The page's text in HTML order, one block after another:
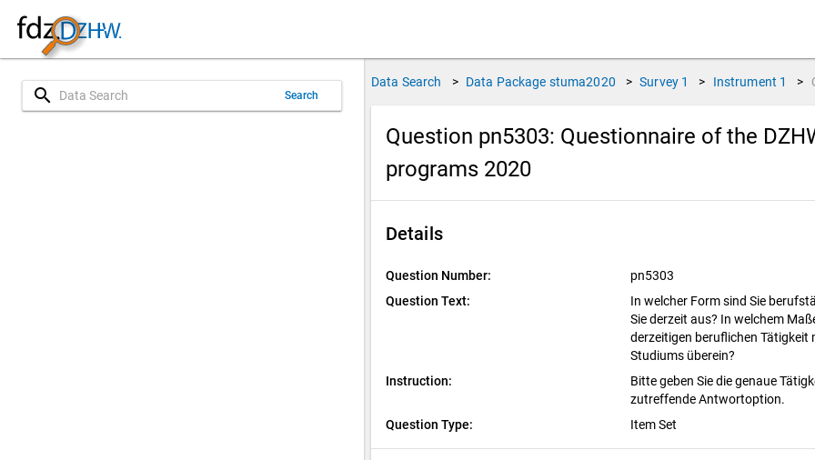
search Search
Data Search > Data Package stuma2020 > Survey 1 > Instrument 1 >
Question pn5303: Questionnaire of the
programs 2020
Details
Question Number:
pn5303
Question Text:
In welcher Form sind Sie
Sie derzeit aus? In welchem
derzeitigen beruflichen
Studiums überein?
Instruction:
Bitte geben Sie die genaue
zutreffende Antwortoption.
Question Type:
Item Set